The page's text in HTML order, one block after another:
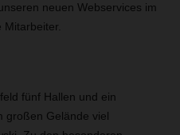
neuen Webservices im
fünf Hallen und ein
großen Gelände viel